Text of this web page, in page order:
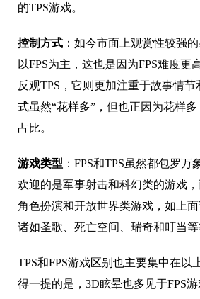
的TPS游戏。
控制方式 ：如今市面上观赏性较强
以FPS为主，这也是因为FPS难度更
反观TPS，它则更加注重于故事情
式虽然“花样多”，但也正因为花样
占比。
游戏类型 ：FPS和TPS虽然都包罗万
欢迎的是军事射击和科幻类的游戏
角色扮演和开放世界类游戏，如上
诸如圣歌、死亡空间、瑞奇和叮当等
TPS和FPS游戏区别也主要集中在以
得一提的是，3D眩晕也多见于FPS